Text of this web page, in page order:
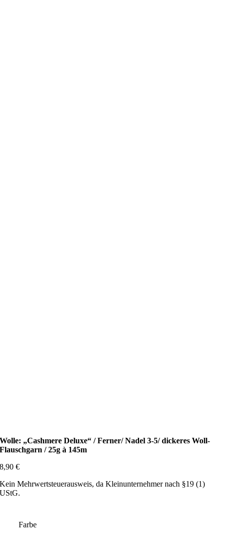
Wolle: „Cashmere Deluxe“ / Ferner/ Nadel 3-5/ dickeres Woll-
Flauschgarn / 25g à 145m
8,90€
Kein Mehrwertsteuerausweis, da Kleinunternehmer nach §19 (1)
UStG.
Farbe